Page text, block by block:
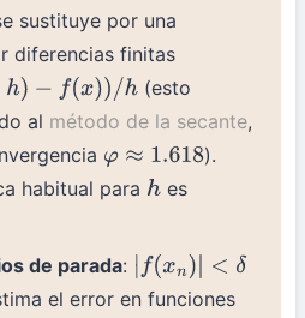
sustituye por una
diferencias finitas
))/h
(esto
al método de la secante,
φ ≈1.618
).
habitual para hes
de parada: |f(xn)|<
δ
el error en funciones